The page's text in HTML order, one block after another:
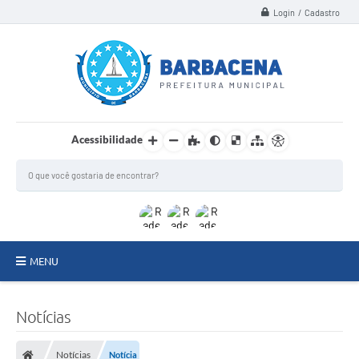
Login / Cadastro
Acessibilidade
MENU
Notícias
Notícias Notícia